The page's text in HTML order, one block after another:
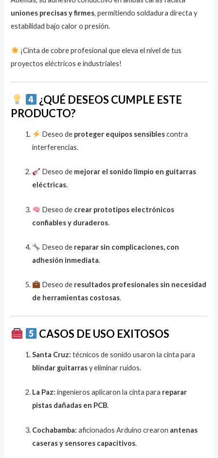
uniones precisas y firmes, permitiendo soldadura directa y
estabilidad bajo calor o presión.
¡Cinta de cobre profesional que eleva el nivel de tus
proyectos eléctricos e industriales!
¿QUÉ DESEOS CUMPLE ESTE
PRODUCTO?
Deseo de proteger equipos sensiblescontra
interferencias.
Deseo de mejorar el sonido limpio en guitarras
eléctricas.
Deseo de crear prototipos electrónicos
confiables y duraderos.
Deseo de reparar sin complicaciones, con
adhesión inmediata.
Deseo de resultados profesionales sin necesidad
de herramientas costosas.
CASOS DE USO EXITOSOS
Santa Cruz: técnicos de sonido usaron la cinta para
blindar guitarrasy eliminar ruidos.
La Paz: ingenieros aplicaron la cinta para reparar
pistas dañadas en PCB.
Cochabamba: aficionados Arduino crearon antenas
caseras y sensores capacitivos.